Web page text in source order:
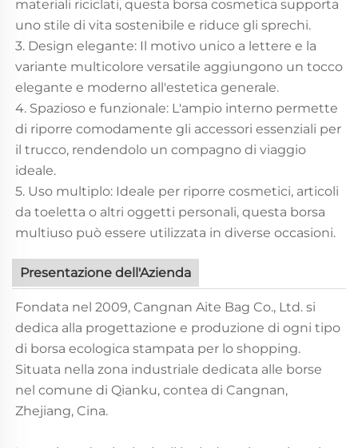
materiali riciclati, questa borsa cosmetica supporta
uno stile di vita sostenibile e riduce gli sprechi.
3. Design elegante: Il motivo unico a lettere e la
variante multicolore versatile aggiungono un tocco
elegante e moderno all'estetica generale.
4. Spazioso e funzionale: L'ampio interno permette
di riporre comodamente gli accessori essenziali per
il trucco, rendendolo un compagno di viaggio
ideale.
5. Uso multiplo: Ideale per riporre cosmetici, articoli
da toeletta o altri oggetti personali, questa borsa
multiuso può essere utilizzata in diverse occasioni.
Presentazione dell'Azienda
Fondata nel 2009, Cangnan Aite Bag Co., Ltd. si
dedica alla progettazione e produzione di ogni tipo
di borsa ecologica stampata per lo shopping.
Situata nella zona industriale dedicata alle borse
nel comune di Qianku, contea di Cangnan,
Zhejiang, Cina.